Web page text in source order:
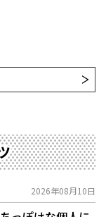
2026年08月10日